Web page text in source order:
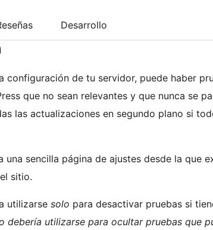
Desarrollo
configuración de tu servidor, puede haber
que no sean relevantes y que nunca se
las actualizaciones en segundo plano si
una sencilla página de ajustes desde la que
sitio.
utilizarse solo para desactivar pruebas si
debería utilizarse para ocultar pruebas que